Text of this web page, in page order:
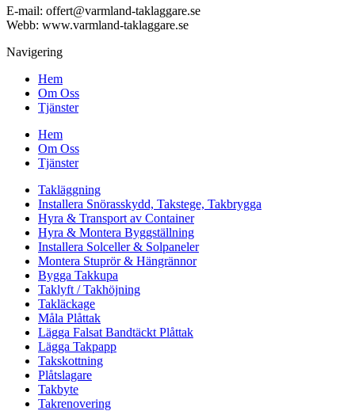
E-mail: offert@varmland-taklaggare.se
Webb: www.varmland-taklaggare.se
Navigering
Hem
Om Oss
Tjänster
Hem
Om Oss
Tjänster
Takläggning
Installera Snörasskydd, Takstege, Takbrygga
Hyra & Transport av Container
Hyra & Montera Byggställning
Installera Solceller & Solpaneler
Montera Stuprör & Hängrännor
Bygga Takkupa
Taklyft / Takhöjning
Takläckage
Måla Plåttak
Lägga Falsat Bandtäckt Plåttak
Lägga Takpapp
Takskottning
Plåtslagare
Takbyte
Takrenovering